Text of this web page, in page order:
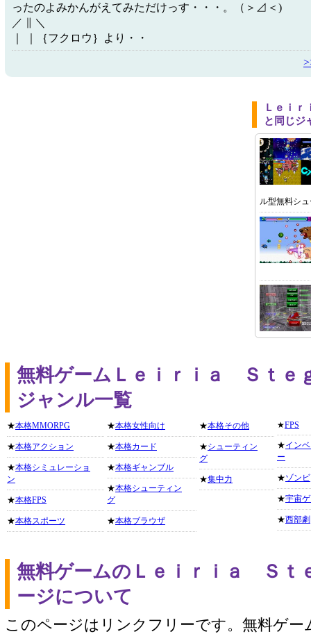
ったのよみかんがえてみただけっす・・・。（＞⊿＜)
／ ∥ ＼
｜ ｜｛フクロウ｝より・・
Ｌｅｉ
と同じジ
ル型無料シ
無料ゲームＬｅｉｒｉａ Ｓｔｅ
ジャンル一覧
★本格MMORPG
★本格アクション
★本格シミュレーショ
ン
★本格FPS
★本格スポーツ
★本格女性向け
★本格カード
★本格ギャンブル
★本格シューティン
グ
★本格ブラウザ
★本格その他
★シューティン
グ
★集中力
★FPS
★イン
ー
★ゾンビ
★宇宙
★西部劇
無料ゲームのＬｅｉｒｉａ Ｓｔ
ージについて
このページはリンクフリーです。無料ゲー